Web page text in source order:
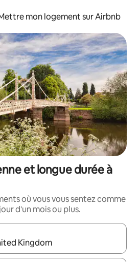
mon logement sur Airbnb
et longue durée à
où vous vous sentez comme
d'un mois ou plus.
utilisez les flèches vers le